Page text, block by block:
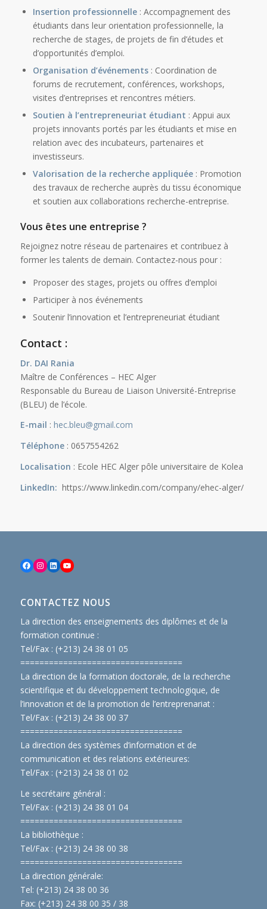
Insertion professionnelle: Accompagnement des
étudiants dans leur orientation professionnelle, la
recherche de stages, de projets de fin d’études et
d’opportunités d’emploi.
Organisation d’événements: Coordination de
forums de recrutement, conférences, workshops,
visites d’entreprises et rencontres métiers.
Soutien à l’entrepreneuriat étudiant : Appui aux
projets innovants portés par les étudiants et mise en
relation avec des incubateurs, partenaires et
investisseurs.
Valorisation de la recherche appliquée: Promotion
des travaux de recherche auprès du tissu économique
et soutien aux collaborations recherche-entreprise.
Vous êtes une entreprise ?
Rejoignez notre réseau de partenaires et contribuez à
former les talents de demain. Contactez-nous pour :
Proposer des stages, projets ou offres d’emploi
Participer à nos événements
Soutenir l’innovation et l’entrepreneuriat étudiant
Contact :
Dr. DAI Rania
Maître de Conférences – HEC Alger
Responsable du Bureau de Liaison Université-Entreprise
(BLEU) de l’école.
E-mail : hec.bleu@gmail.com
Téléphone: 0657554262
Localisation : Ecole HEC Alger pôle universitaire de Kolea
LinkedIn: https://www.linkedin.com/company/ehec-alger/
Facebook
Instagram
LinkedInYouTube
CONTACTEZ NOUS
La direction des enseignements des diplômes et de la
formation continue :
Tel/Fax : (+213) 24 38 01 05
==================================
La direction de la formation doctorale, de la recherche
scientifique et du développement technologique, de
l’innovation et de la promotion de l’entreprenariat :
Tel/Fax : (+213) 24 38 00 37
==================================
La direction des systèmes d’information et de
communication et des relations extérieures:
Tel/Fax : (+213) 24 38 01 02
Le secrétaire général :
Tel/Fax : (+213) 24 38 01 04
==================================
La bibliothèque :
Tel/Fax : (+213) 24 38 00 38
==================================
La direction générale:
Tel: (+213) 24 38 00 36
Fax: (+213) 24 38 00 35 / 38